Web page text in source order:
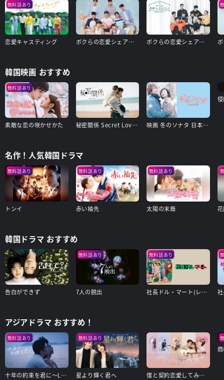
無料話あり
恋愛キャスティング ボクらの恋愛シェアハウス3～Boys Love ∞（アンリミテッド）～ ボクらの恋愛シェアハウス2～Boys Love ∞(アンリミテッド)〜
韓国映画 おすすめ
無料話あり
素敵な恋の咲かせかた 秘密關係 Secret Lover 最後の約束 映画 冬のソナタ 日本特別版
名作！人気韓国ドラマ
無料話あり
トンイ
無料話あり
赤い袖先
無料話あり
太陽の末裔
韓国ドラマ おすすめ
告白ができず
無料話あり
7人の脱出
無料話あり
社長ドル・マート(レンタル版)
アジアドラマ おすすめ！
無料話あり
十年の約束を君に～Love After Addiction～
無料話あり
星より輝く君へ 僕と契約恋愛してみませんか～Smile To Life～